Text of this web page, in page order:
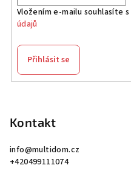
Vložením e-mailu souhlasíte s
údajů
Přihlásit se
Kontakt
info@multidom.cz
+420499111074